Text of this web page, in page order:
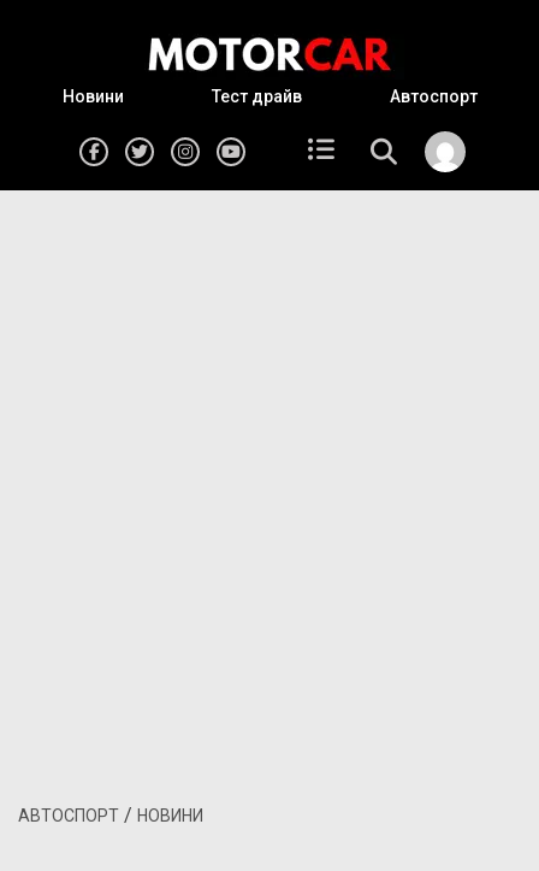
Новини Тест драйв Автоспорт
АВТОСПОРТ / НОВИНИ